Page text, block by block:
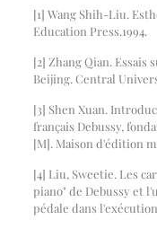
[1] Wang Shih-Liu.
Education Press.1994.
[2] Zhang Qian.
Beijing. Central
[3] Shen Xuan.
français Debussy,
[M]. Maison d'édition
[4] Liu, Sweetie. Les
piano" de Debussy et
pédale dans